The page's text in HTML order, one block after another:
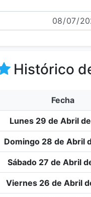
Histórico
Fecha
Lunes 29 de Abril
Domingo 28 de Abril
Sábado 27 de Abril
Viernes 26 de Abril